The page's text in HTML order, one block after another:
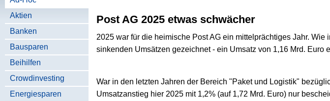
Aktien
Banken
Bausparen
Beihilfen
Crowdinvesting
Energiesparen
Post AG 2025 etwas schwächer
2025 war für die heimische Post AG ein mittelprächtiges Jahr.
sinkenden Umsätzen gezeichnet - ein Umsatz von 1,16 Mrd.
War in den letzten Jahren der Bereich "Paket und Logistik"
Umsatzanstieg hier 2025 mit 1,2% (auf 1,72 Mrd. Euro) nur